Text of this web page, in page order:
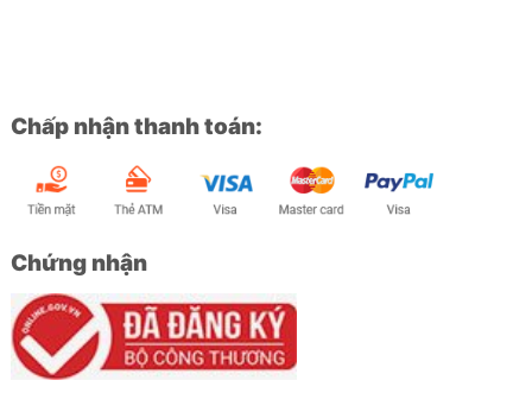
Chấp nhận thanh toán:
Chứng nhận